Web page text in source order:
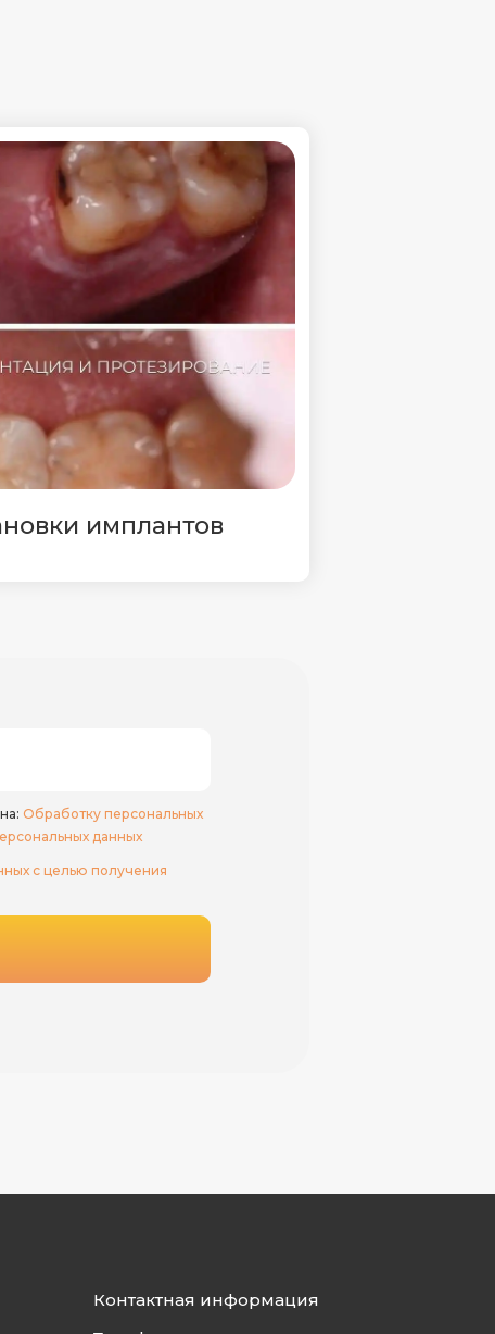
имплантов
Обработку персональных
данных
с целью получения
Контактная информация